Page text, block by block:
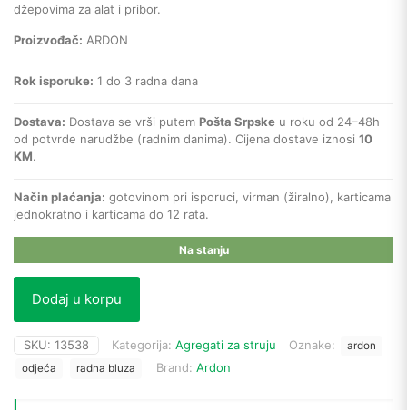
džepovima za alat i pribor.
Proizvođač: ARDON
Rok isporuke: 1 do 3 radna dana
Dostava: Dostava se vrši putem Pošta Srpske u roku od 24–48h
od potvrde narudžbe (radnim danima). Cijena dostave iznosi 10
KM.
Način plaćanja: gotovinom pri isporuci, virman (žiralno), karticama
jednokratno i karticama do 12 rata.
Na stanju
Dodaj u korpu
SKU: 13538 Kategorija: Agregati za struju Oznake:
ardon
odjeća
radna bluza Brand: Ardon